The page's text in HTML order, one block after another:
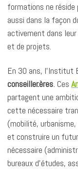
formations ne
aussi dans la façon
activement dans
et de projets.
En 30 ans, l’Institut
conseiller.ères. Ces
partagent une
cette nécessaire
(mobilité,
et construire un
nécessaire
bureaux d’études,